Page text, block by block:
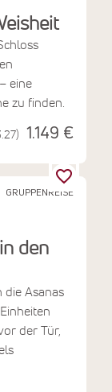
eine
zu finden.
1.149 €
GRUPPENREISE
den
die Asanas
der Tür,